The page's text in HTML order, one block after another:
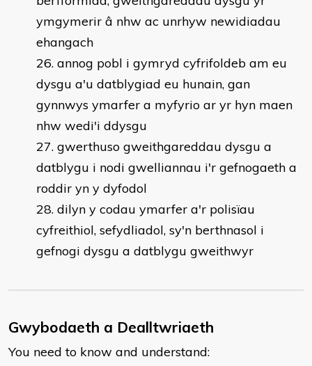
ymgymerir â nhw ac unrhyw newidiadau
ehangach
annog pobl i gymryd cyfrifoldeb am eu
dysgu a'u datblygiad eu hunain, gan
gynnwys ymarfer a myfyrio ar yr hyn maen
nhw wedi'i ddysgu
gwerthuso gweithgareddau dysgu a
datblygu i nodi gwelliannau i'r gefnogaeth a
roddir yn y dyfodol
dilyn y codau ymarfer a'r polisïau
cyfreithiol, sefydliadol, sy'n berthnasol i
gefnogi dysgu a datblygu gweithwyr
Gwybodaeth a Dealltwriaeth
You need to know and understand: